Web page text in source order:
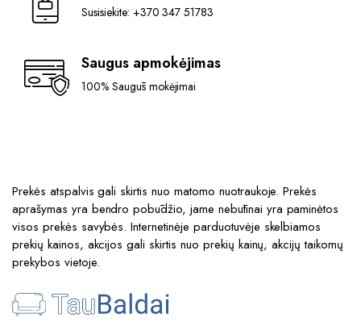
Susisiekite: +370 347 51783
Saugus apmokėjimas
100% Saugūs mokėjimai
Prekės atspalvis gali skirtis nuo matomo nuotraukoje. Prekės
aprašymas yra bendro pobūdžio, jame nebūtinai yra paminėtos
visos prekės savybės. Internetinėje parduotuvėje skelbiamos
prekių kainos, akcijos gali skirtis nuo prekių kainų, akcijų taikomų
prekybos vietoje.